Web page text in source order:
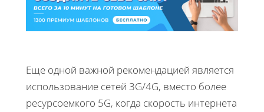
Еще одной важной рекомендацией является
использование сетей 3G/4G, вместо более
ресурсоемкого 5G, когда скорость интернета